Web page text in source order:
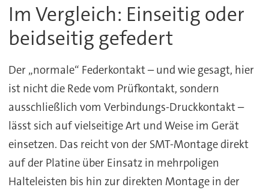
Im Vergleich: Einseitig oder
beidseitig gefedert
Der „normale“ Federkontakt – und wie gesagt, hier
ist nicht die Rede vom Prüfkontakt, sondern
ausschließlich vom Verbindungs-Druckkontakt –
lässt sich auf vielseitige Art und Weise im Gerät
einsetzen. Das reicht von der SMT-Montage direkt
auf der Platine über Einsatz in mehrpoligen
Halteleisten bis hin zur direkten Montage in der